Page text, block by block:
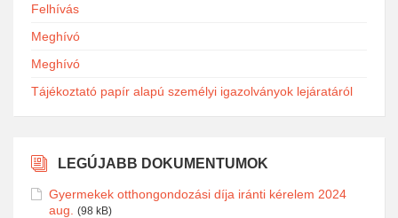
Felhívás
Meghívó
Meghívó
Tájékoztató papír alapú személyi igazolványok lejáratáról
LEGÚJABB DOKUMENTUMOK
Gyermekek otthongondozási díja iránti kérelem 2024
aug.
(98 kB)